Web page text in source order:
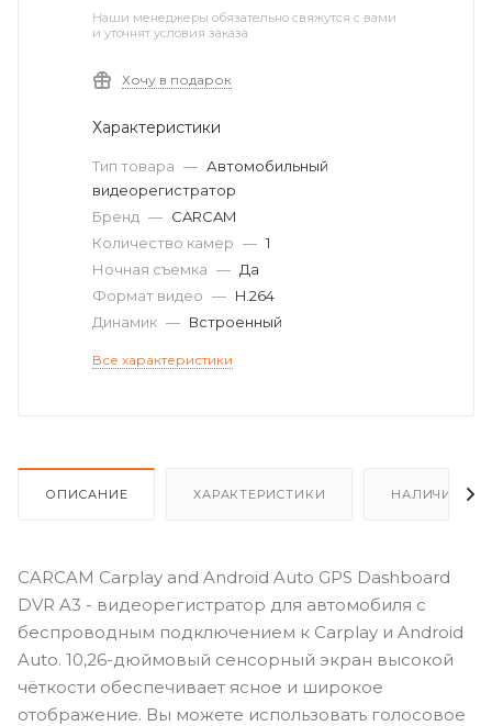
Наши менеджеры обязательно свяжутся с вами
и уточнят условия заказа
Хочу в подарок
Характеристики
Тип товара — Автомобильный
видеорегистратор
Бренд — CARCAM
Количество камер — 1
Ночная съемка — Да
Формат видео — H.264
Динамик — Встроенный
Все характеристики
ОПИСАНИЕ ХАРАКТЕРИСТИКИ НАЛИЧИЕ
CARCAM Carplay and Android Auto GPS Dashboard
DVR A3 - видеорегистратор для автомобиля с
беспроводным подключением к Carplay и Android
Auto. 10,26-дюймовый сенсорный экран высокой
чёткости обеспечивает ясное и широкое
отображение. Вы можете использовать голосовое